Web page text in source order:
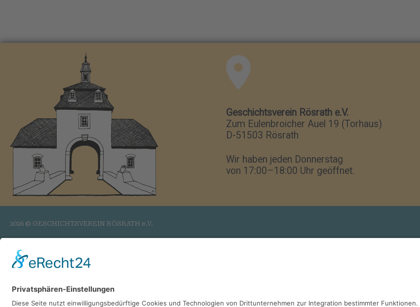
Geschichtsverein Rösrath e.V.
Zum Eulenbroicher Auel 19 (Torhaus)
D-51503 Rösrath
Wir haben jeden Donnerstag
von 17:00–18:00 Uhr geöffnet.
2026 © GESCHICHTSVEREIN RÖSRATH e.V.